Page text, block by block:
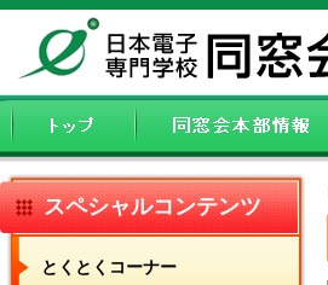
スペシャルコンテンツ
とくとくコーナー